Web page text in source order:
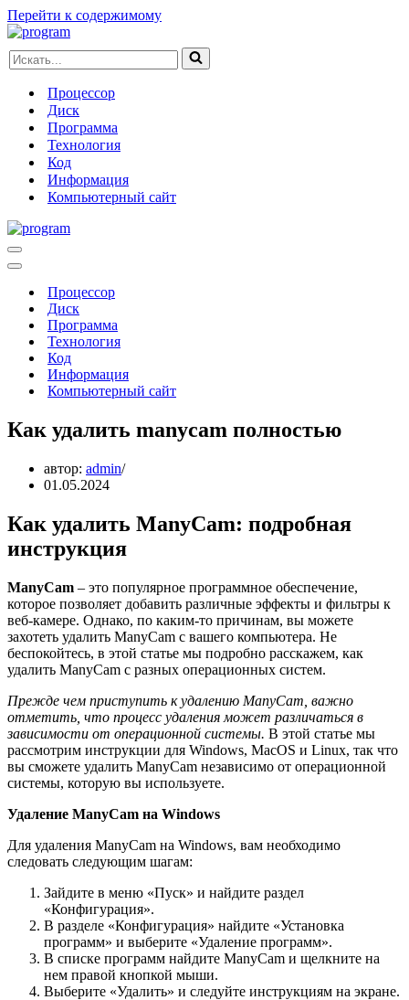
Перейти к содержимому
Искать...
Процессор
Диск
Программа
Технология
Код
Информация
Компьютерный сайт
Меню
навигации
Меню
навигацииПроцессор
Диск
Программа
Технология
Код
Информация
Компьютерный сайт
Как удалить manycam полностью
автор: admin
01.05.2024
Как удалить ManyCam: подробная
инструкция
ManyCam – это популярное программное обеспечение,
которое позволяет добавить различные эффекты и фильтры к
веб-камере. Однако, по каким-то причинам, вы можете
захотеть удалить ManyCam с вашего компьютера. Не
беспокойтесь, в этой статье мы подробно расскажем, как
удалить ManyCam с разных операционных систем.
Прежде чем приступить к удалению ManyCam, важно
отметить, что процесс удаления может различаться в
зависимости от операционной системы. В этой статье мы
рассмотрим инструкции для Windows, MacOS и Linux, так что
вы сможете удалить ManyCam независимо от операционной
системы, которую вы используете.
Удаление ManyCam на Windows
Для удаления ManyCam на Windows, вам необходимо
следовать следующим шагам:
Зайдите в меню «Пуск» и найдите раздел
«Конфигурация».
В разделе «Конфигурация» найдите «Установка
программ» и выберите «Удаление программ».
В списке программ найдите ManyCam и щелкните на
нем правой кнопкой мыши.
Выберите «Удалить» и следуйте инструкциям на экране.